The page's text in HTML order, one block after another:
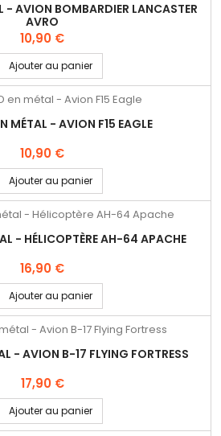
- AVION BOMBARDIER LANCASTER
AVRO
10,90 €
Ajouter au panier
MÉTAL - AVION F15 EAGLE
10,90 €
Ajouter au panier
- HÉLICOPTÈRE AH-64 APACHE
16,90 €
Ajouter au panier
- AVION B-17 FLYING FORTRESS
17,90 €
Ajouter au panier